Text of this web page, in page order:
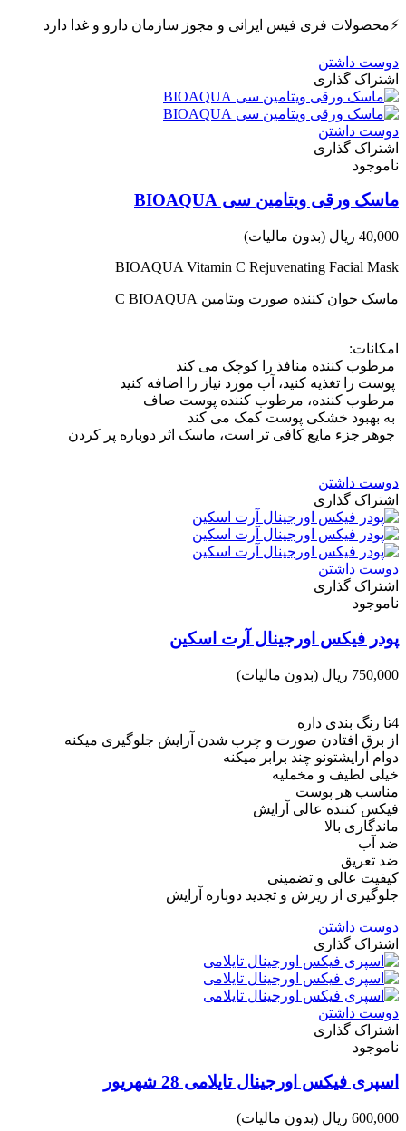
⚡️محصولات فری فیس ایرانی و مجوز سازمان دارو و غدا دارد
دوست داشتن
اشتراک گذاری
دوست داشتن
اشتراک گذاری
ناموجود
ماسک ورقی ویتامین سی BIOAQUA
40,000 ریال
(بدون مالیات)
BIOAQUA Vitamin C Rejuvenating Facial Mask
ماسک جوان کننده صورت ویتامین C BIOAQUA
امکانات:
مرطوب کننده منافذ را کوچک می کند
پوست را تغذیه کنید، آب مورد نیاز را اضافه کنید
مرطوب کننده، مرطوب کننده پوست صاف
به بهبود خشکی پوست کمک می کند
جوهر جزء مایع کافی تر است، ماسک اثر دوباره پر کردن
دوست داشتن
اشتراک گذاری
دوست داشتن
اشتراک گذاری
ناموجود
پودر فیکس اورجینال آرت اسکین
750,000 ریال (بدون مالیات)
4تا رنگ بندی داره
از برق افتادن صورت و چرب شدن آرایش جلوگیری میکنه
دوام آرایشتونو چند برابر میکنه
خیلی لطیف و مخملیه
مناسب هر پوست
فیکس کننده عالی آرایش
ماندگاری بالا
ضد آب
ضد تعریق
کیفیت عالی و تضمینی
جلوگیری از ریزش و تجدید دوباره آرایش
دوست داشتن
اشتراک گذاری
دوست داشتن
اشتراک گذاری
ناموجود
اسپری فیکس اورجینال تایلامی 28 شهریور
600,000 ریال (بدون مالیات)